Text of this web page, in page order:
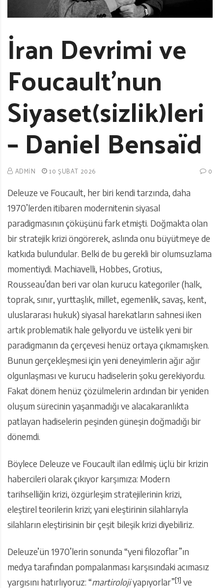
İran Devrimi ve
Foucault’nun
Siyaset(sizlik)leri
– Daniel Bensaïd
ADMIN 10 ŞUBAT 2026 0
Deleuze ve Foucault, her biri kendi tarzında, daha
1970’lerden itibaren modernitenin siyasal
paradigmasının çöküşünü fark etmişti. Doğmakta olan
bir stratejik krizi öngörerek, aslında onu büyütmeye de
katkıda bulundular. Belki de bu gerekli bir olumsuzlama
momentiydi. Machiavelli, Hobbes, Grotius,
Rousseau’dan beri var olan kurucu kategoriler (halk,
toprak, sınır, yurttaşlık, millet, egemenlik, savaş, kent,
uluslararası hukuk) siyasal harekatların sahnesi iken
artık problematik hale geliyordu ve üstelik yeni bir
paradigmanın da çerçevesi henüz ortaya çıkmamışken.
Bunun gerçekleşmesi için yeni deneyimlerin ağır ağır
olgunlaşması ve kurucu hadiselerin şoku gerekiyordu.
Fakat dönem henüz çözülmelerin ardından bir yeniden
oluşum sürecinin yaşanmadığı ve alacakaranlıkta
patlayan hadiselerin peşinden güneşin doğmadığı bir
dönemdi.
Böylece Deleuze ve Foucault ilan edilmiş üçlü bir krizin
habercileri olarak çıkıyor karşımıza: Modern
tarihselliğin krizi, özgürleşim stratejilerinin krizi,
eleştirel teorilerin krizi; yani eleştirinin silahlarıyla
silahların eleştirisinin bir çeşit bileşik krizi diyebiliriz.
Deleuze’ün 1970’lerin sonunda “yeni filozoflar”ın
medya tarafından pompalanması karşısındaki acımasız
yargısını hatırlıyoruz: “martirolojiyapıyorlar”[1] ve